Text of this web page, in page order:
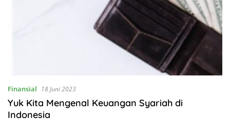
Finansial 18 Juni 2023
Yuk Kita Mengenal Keuangan Syariah di
Indonesia